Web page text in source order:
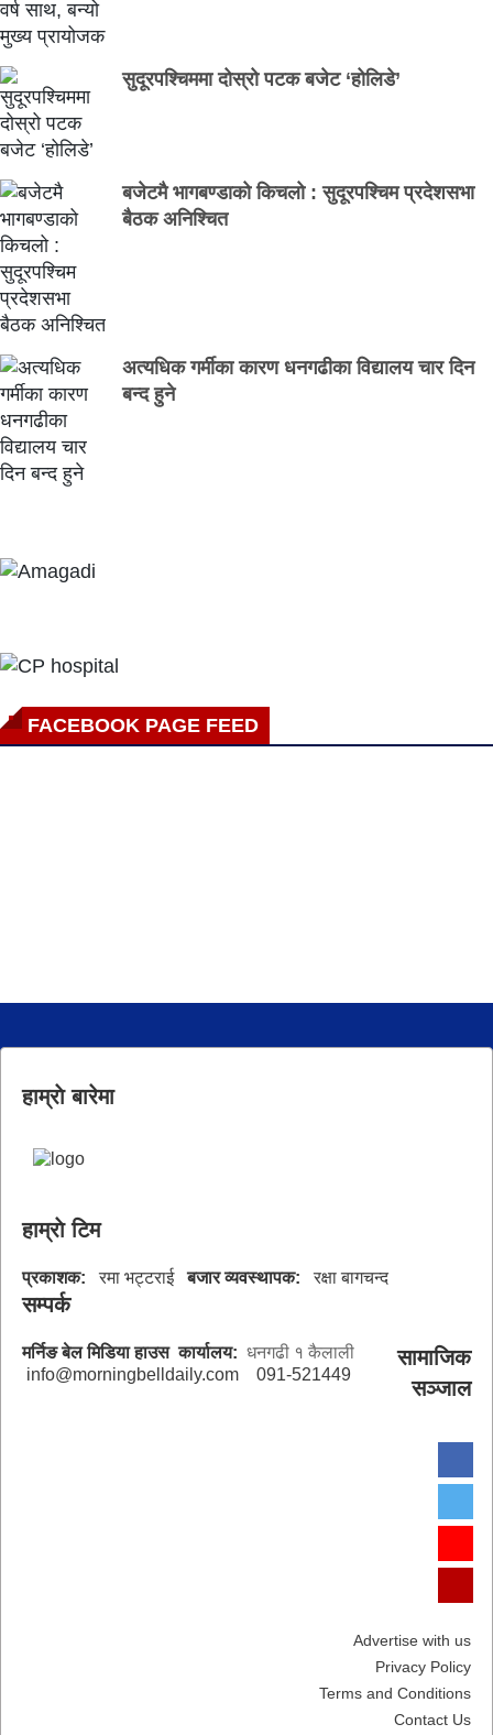
सुदूरपश्चिममा दोस्रो पटक बजेट ‘होलिडे’
बजेटमै भागबण्डाको किचलो : सुदूरपश्चिम प्रदेशसभा
बैठक अनिश्चित
अत्यधिक गर्मीका कारण धनगढीका विद्यालय चार दिन
बन्द हुने
FACEBOOK PAGE FEED
हाम्राे बारेमा
हाम्राे टिम
प्रकाशक: रमा भट्टराई बजार व्यवस्थापक: रक्षा बागचन्द
सम्पर्क
मर्निङ बेल मिडिया हाउस कार्यालय: धनगढी १ कैलाली
info@morningbelldaily.com
091-521449
सामाजिक
सञ्जाल
Advertise with us
Privacy Policy
Terms and Conditions
Contact Us